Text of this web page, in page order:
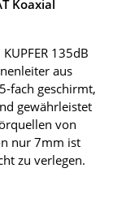
Koaxial
135dB
aus
fach geschirmt,
gewährleistet
von
nur 7mm ist
zu verlegen.